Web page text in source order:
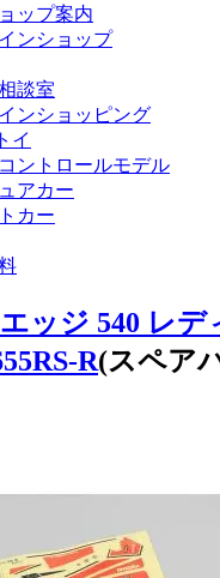
ップ案内
ンショップ
談室
ンショッピング
イ
ントロールモデル
アカー
カー
ッジ 540 レデ
R(スペア